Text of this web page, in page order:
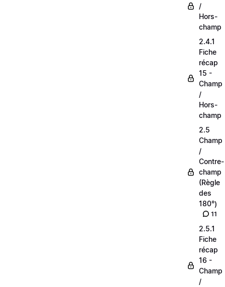
/
Hors-
champ
2.4.1
Fiche
récap
15 -
Champ
/
Hors-
champ
2.5
Champ
/
Contre-
champ
(Règle
des
180°)
11
2.5.1
Fiche
récap
16 -
Champ
/